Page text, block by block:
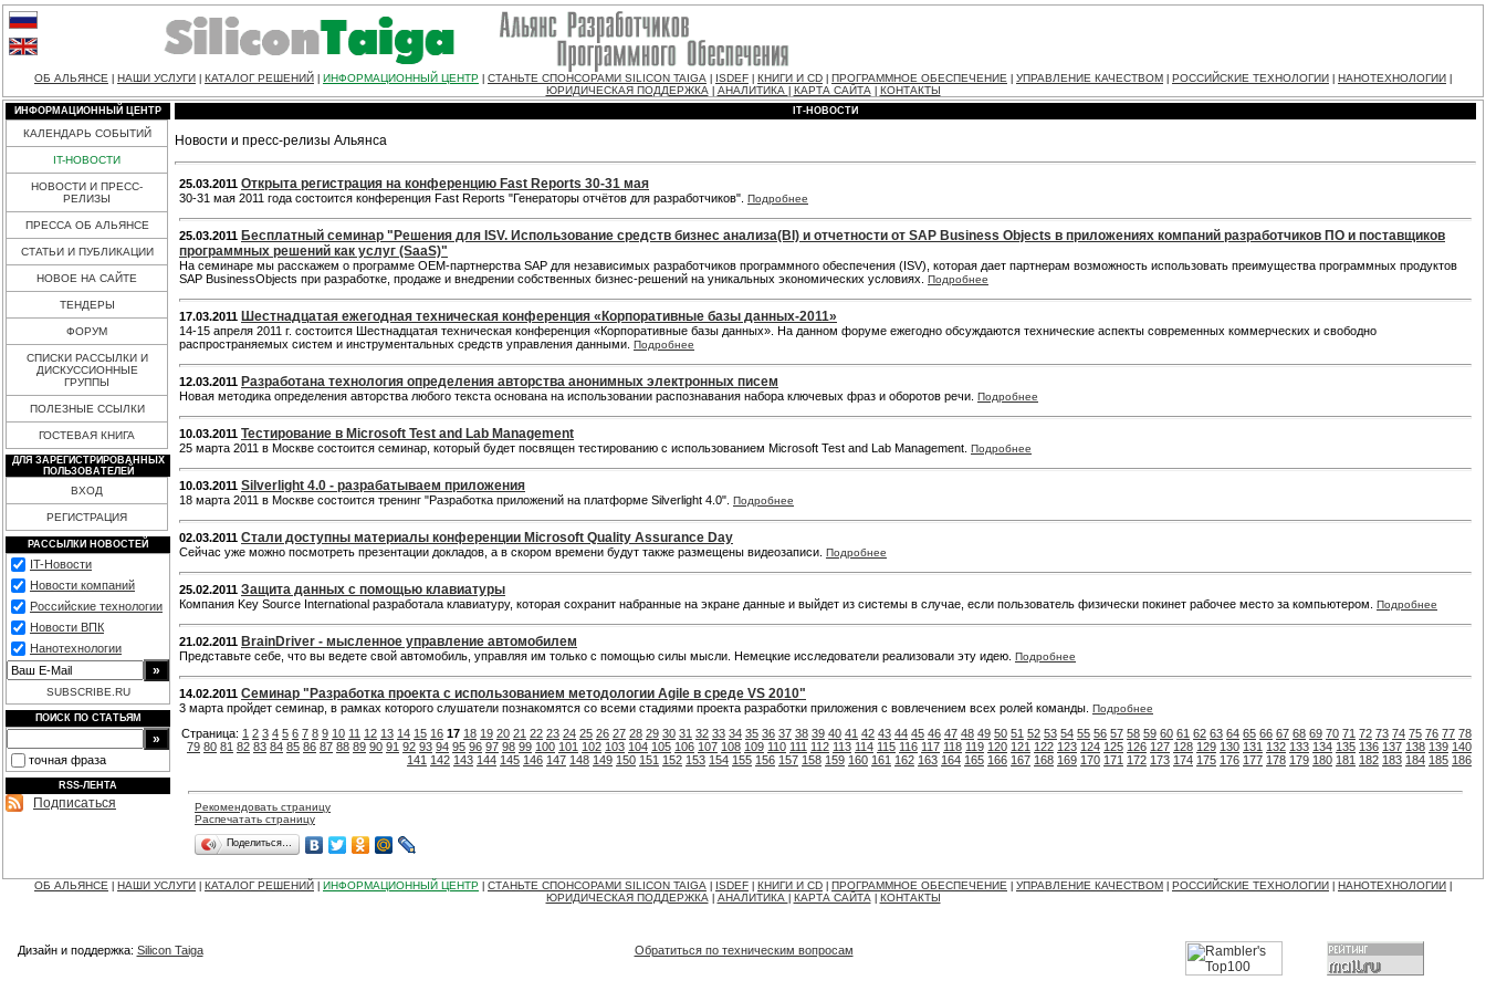
ОБ АЛЬЯНСЕ НАШИ УСЛУГИ КАТАЛОГ РЕШЕНИЙ ИНФОРМАЦИОННЫЙ ЦЕНТР СТАНЬТЕ СПОНСОРАМИ SILICON TAIGA ISDEF КНИГИ И CD ПРОГРАММНОЕ ОБЕСПЕЧЕНИЕ УПРАВЛЕНИЕ КАЧЕСТВОМ РОССИЙСКИЕ ТЕХНОЛОГИИ НАНОТЕХНОЛОГИИ
ЮРИДИЧЕСКАЯ ПОДДЕРЖКА| АНАЛИТИКА КАРТА САЙТА| КОНТАКТЫ
ИНФОРМАЦИОННЫЙ ЦЕНТР
КАЛЕНДАРЬ СОБЫТИЙ
IT-НОВОСТИ
НОВОСТИ И ПРЕСС-
РЕЛИЗЫ
ПРЕССА ОБ АЛЬЯНСЕ
СТАТЬИ И ПУБЛИКАЦИИ
НОВОЕ НА САЙТЕ
ТЕНДЕРЫ
ФОРУМ
СПИСКИ РАССЫЛКИ И
ДИСКУССИОННЫЕ
ГРУППЫ
ПОЛЕЗНЫЕ ССЫЛКИ
ГОСТЕВАЯ КНИГА
ДЛЯ ЗАРЕГИСТРИРОВАННЫХ
ПОЛЬЗОВАТЕЛЕЙ
ВХОД
РЕГИСТРАЦИЯ
РАССЫЛКИ НОВОСТЕЙ
IT-Новости
Новости компаний
Российские технологии
Новости ВПК
Нанотехнологии
SUBSCRIBE.RU
ПОИСК ПО СТАТЬЯМ
точная фраза
RSS-ЛЕНТА
Подписаться
IT-НОВОСТИ
Новости и пресс-релизы Альянса
25.03.2011 Открыта регистрация на конференцию Fast Reports 30-31 мая
30-31 мая 2011 года состоится конференция Fast Reports "Генераторы отчётов для разработчиков". Подробнее
25.03.2011 Бесплатный семинар "Решения для ISV. Использование средств бизнес анализа(BI) и отчетности от SAP Business Objects в приложениях компаний разработчиков ПО и поставщиков
программных решений как услуг (SaaS)"
На семинаре мы расскажем о программе OEM-партнерства SAP для независимых разработчиков программного обеспечения (ISV), которая дает партнерам возможность использовать преимущества программных продуктов
SAP BusinessObjects при разработке, продаже и внедрении собственных бизнес-решений на уникальных экономических условиях. Подробнее
17.03.2011 Шестнадцатая ежегодная техническая конференция «Корпоративные базы данных-2011»
14-15 апреля 2011 г. состоится Шестнадцатая техническая конференция «Корпоративные базы данных». На данном форуме ежегодно обсуждаются технические аспекты современных коммерческих и свободно
распространяемых систем и инструментальных средств управления данными. Подробнее
12.03.2011 Разработана технология определения авторства анонимных электронных писем
Новая методика определения авторства любого текста основана на использовании распознавания набора ключевых фраз и оборотов речи. Подробнее
10.03.2011 Тестирование в Microsoft Test and Lab Management
25 марта 2011 в Москве состоится семинар, который будет посвящен тестированию с использованием Microsoft Test and Lab Management. Подробнее
10.03.2011 Silverlight 4.0 - разрабатываем приложения
18 марта 2011 в Москве состоится тренинг "Разработка приложений на платформе Silverlight 4.0". Подробнее
02.03.2011 Стали доступны материалы конференции Microsoft Quality Assurance Day
Сейчас уже можно посмотреть презентации докладов, а в скором времени будут также размещены видеозаписи. Подробнее
25.02.2011 Защита данных с помощью клавиатуры
Компания Key Source International разработала клавиатуру, которая сохранит набранные на экране данные и выйдет из системы в случае, если пользователь физически покинет рабочее место за компьютером. Подробнее
21.02.2011 BrainDriver - мысленное управление автомобилем
Представьте себе, что вы ведете свой автомобиль, управляя им только с помощью силы мысли. Немецкие исследователи реализовали эту идею. Подробнее
14.02.2011 Семинар "Разработка проекта с использованием методологии Agile в среде VS 2010"
3 марта пройдет семинар, в рамках которого слушатели познакомятся со всеми стадиями проекта разработки приложения с вовлечением всех ролей команды. Подробнее
Страница: 1 2 3 4 5 6 7 8 9 10 11 12 13 14 15 16 17 18 19 20 21 22 23 24 25 26 27 28 29 30 31 32 33 34 35 36 37 38 39 40 41 42 43 44 45 46 47 48 49 50 51 52 53 54 55 56 57 58 59 60 61 62 63 64 65 66 67 68 69 70 71 72 73 74 75 76 77 78
79 80 81 82 83 84 85 86 87 88 89 90 91 92 93 94 95 96 97 98 99 100 101 102 103 104 105 106 107 108 109 110 111 112 113 114 115 116 117 118 119 120 121 122 123 124 125 126 127 128 129 130 131 132 133 134 135 136 137 138 139 140
141 142 143 144 145 146 147 148 149 150 151 152 153 154 155 156 157 158 159 160 161 162 163 164 165 166 167 168 169 170 171 172 173 174 175 176 177 178 179 180 181 182 183 184 185 186
Рекомендовать страницу
Распечатать страницу
Поделиться…
ОБ АЛЬЯНСЕ НАШИ УСЛУГИ КАТАЛОГ РЕШЕНИЙ ИНФОРМАЦИОННЫЙ ЦЕНТР СТАНЬТЕ СПОНСОРАМИ SILICON TAIGA ISDEF КНИГИ И CD ПРОГРАММНОЕ ОБЕСПЕЧЕНИЕ УПРАВЛЕНИЕ КАЧЕСТВОМ РОССИЙСКИЕ ТЕХНОЛОГИИ НАНОТЕХНОЛОГИИ
ЮРИДИЧЕСКАЯ ПОДДЕРЖКА| АНАЛИТИКА КАРТА САЙТА| КОНТАКТЫ
Дизайн и поддержка: Silicon Taiga Обратиться по техническим вопросам